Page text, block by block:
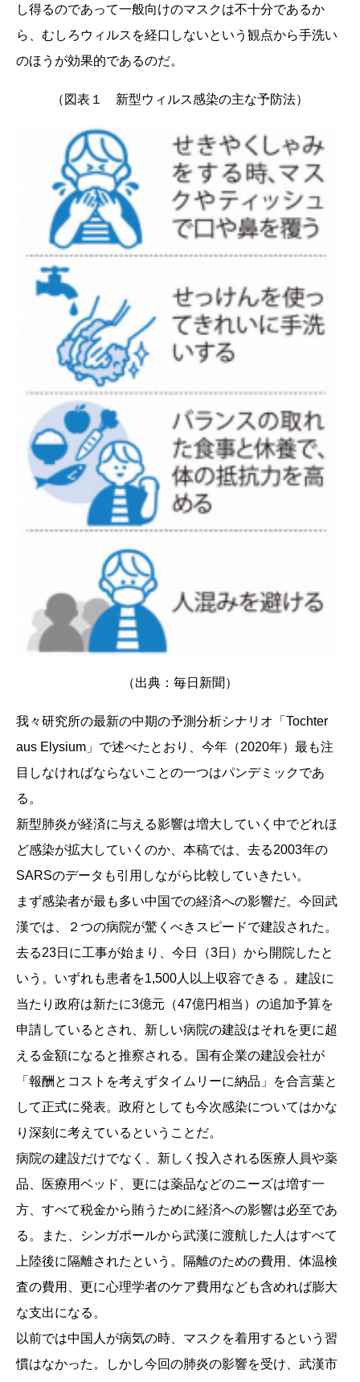
し得るのであって一般向けのマスクは不十分であるか
ら、むしろウィルスを経口しないという観点から手洗い
のほうが効果的であるのだ。
（図表１ 新型ウィルス感染の主な予防法）
（出典：毎日新聞）
我々研究所の最新の中期の予測分析シナリオ「Tochter
aus Elysium」で述べたとおり、今年（2020年）最も注
目しなければならないことの一つはパンデミックであ
る。
新型肺炎が経済に与える影響は増大していく中でどれほ
ど感染が拡大していくのか、本稿では、去る2003年の
SARSのデータも引用しながら比較していきたい。
まず感染者が最も多い中国での経済への影響だ。今回武
漢では、２つの病院が驚くべきスピードで建設された。
去る23日に工事が始まり、今日（3日）から開院したと
いう。いずれも患者を1,500人以上収容できる 。建設に
当たり政府は新たに3億元（47億円相当）の追加予算を
申請しているとされ、新しい病院の建設はそれを更に超
える金額になると推察される。国有企業の建設会社が
「報酬とコストを考えずタイムリーに納品」を合言葉と
して正式に発表。政府としても今次感染についてはかな
り深刻に考えているということだ。
病院の建設だけでなく、新しく投入される医療人員や薬
品、医療用ベッド、更には薬品などのニーズは増す一
方、すべて税金から賄うために経済への影響は必至であ
る。また、シンガポールから武漢に渡航した人はすべて
上陸後に隔離されたという。隔離のための費用、体温検
査の費用、更に心理学者のケア費用なども含めれば膨大
な支出になる。
以前では中国人が病気の時、マスクを着用するという習
慣はなかった。しかし今回の肺炎の影響を受け、武漢市